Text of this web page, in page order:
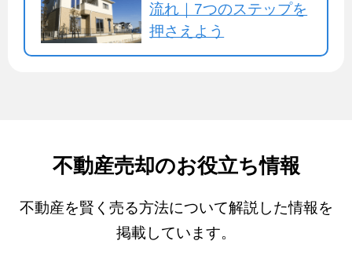
流れ｜7つのステップを
押さえよう
不動産売却のお役立ち情報
不動産を賢く売る方法について解説した情報を
掲載しています。